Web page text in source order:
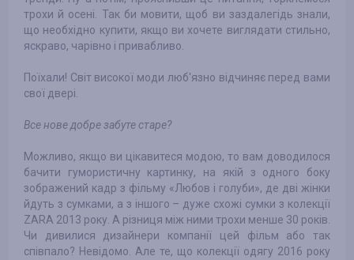
трохи й осені. Так би мовити, щоб ви заздалегідь знали,
що необхідно купити, якщо ви хочете виглядати стильно,
яскраво, чарівно і привабливо.
Поїхали! Світ високої моди люб'язно відчиняє перед вами
свої двері.
Все нове добре забуте старе?
Можливо, якщо ви цікавитеся модою, то вам доводилося
бачити гумористичну картинку, на якій з одного боку
зображений кадр з фільму «Любов і голуби», де дві жінки
йдуть з сумками, а з іншого – дуже схожі сумки з колекції
ZARA 2013 року. А різниця між ними трохи менше 30 років.
Чи дивилися дизайнери компанії цей фільм або так
співпало? Невідомо. Але те, що колекції одягу 2016 року